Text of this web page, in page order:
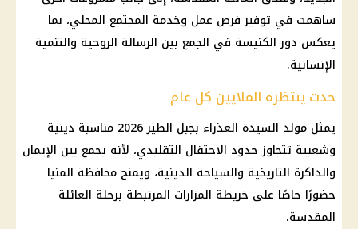
ساهمت في توفير فرص عمل وخدمة المجتمع المحلي، بما
يعكس دور الكنيسة في الجمع بين الرسالة الروحية والتنمية
الإنسانية.
حدث ينتظره الملايين كل عام
يمثل مولد السيدة العذراء بجبل الطير 2026 مناسبة دينية
وشعبية تتجاوز حدود الاحتفال التقليدي، لأنه يجمع بين الإيمان
والذاكرة التاريخية والسياحة الدينية، ويمنح محافظة المنيا
حضورًا خاصًا على خريطة المزارات المرتبطة برحلة العائلة
المقدسة.